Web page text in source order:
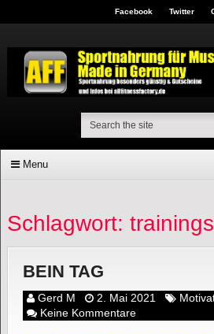
Facebook Twitter
Menu
Schlagwort:
BEIN TAG
Gerd M 2. Mai 2021
Keine Kommentare